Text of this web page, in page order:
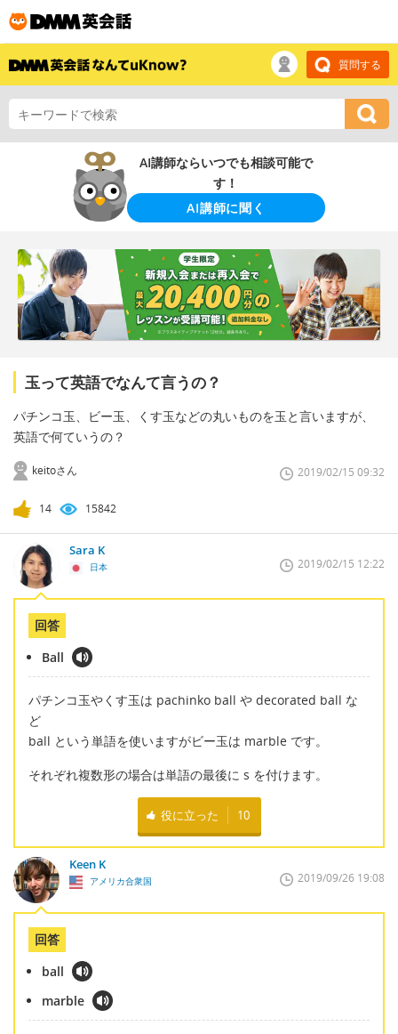
質問する
AI講師ならいつでも相談可能で
す！
AI講師に聞く
玉って英語でなんて言うの？
パチンコ玉、ビー玉、くす玉などの丸いものを玉と言いますが、
英語で何ていうの？
keitoさん 2019/02/15 09:32
14 15842
Sara K
日本 2019/02/15 12:22
回答
Ball
パチンコ玉やくす玉は pachinko ball や decorated ball な
ど
ball という単語を使いますがビー玉は marble です。
それぞれ複数形の場合は単語の最後に s を付けます。
役に立った 10
Keen K
アメリカ合衆国 2019/09/26 19:08
回答
ball
marble